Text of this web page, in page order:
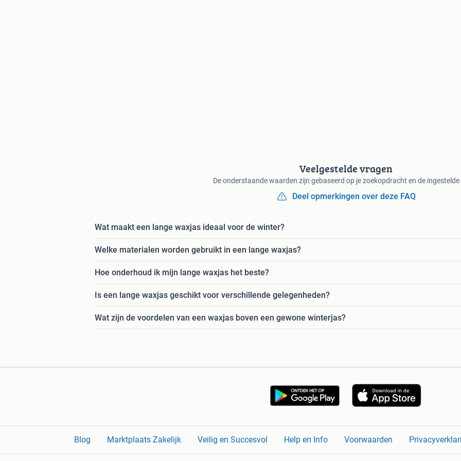
Veelgestelde vragen
De onderstaande waarden zijn gebaseerd op je zoekopdracht en de
Deel opmerkingen over deze FAQ
Wat maakt een lange waxjas ideaal voor de winter?
Welke materialen worden gebruikt in een lange waxjas?
Hoe onderhoud ik mijn lange waxjas het beste?
Is een lange waxjas geschikt voor verschillende gelegenheden?
Wat zijn de voordelen van een waxjas boven een gewone winterjas?
Blog Marktplaats Zakelijk Veilig en Succesvol Help en Info Voorwaarden